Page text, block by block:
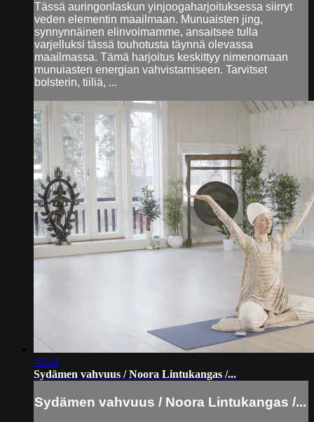
Tässä auringonlaskun yinjoogaharjoituksessa siirryt
veden elementin maailmaan. Munuaisten jing,
synnynnäinen elinvoimamme, ansaitsee tulla
varjelluksi tässä touhotusta täynnä olevassa
maailmassa. Tämä harjoitus keskittyy nimenomaan
munuiasten energian vahvistamiseen. Tarvitset
bolsterin, tiiliä, ...
45:24
Sydämen vahvuus / Noora Lintukangas /...
Sydämen vahvuus / Noora Lintukangas /...